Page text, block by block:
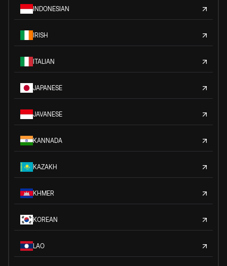
INDONESIAN
IRISH
ITALIAN
JAPANESE
JAVANESE
KANNADA
KAZAKH
KHMER
KOREAN
LAO